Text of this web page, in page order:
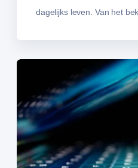
dagelijks leven. Van het